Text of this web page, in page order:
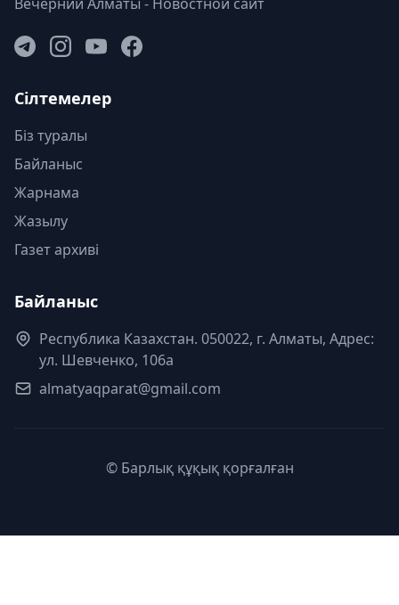
Сілтемелер
Біз туралы
Байланыс
Жарнама
Жазылу
Газет архиві
Байланыс
Республика Казахстан. 050022, г. Алматы, Адрес:
ул. Шевченко, 106а
almatyaqparat@gmail.com
© Барлық құқық қорғалған